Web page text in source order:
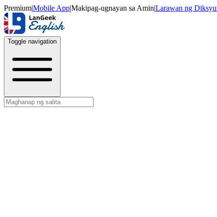
Premium|Mobile App|Makipag-ugnayan sa Amin|Larawan ng
Toggle navigation